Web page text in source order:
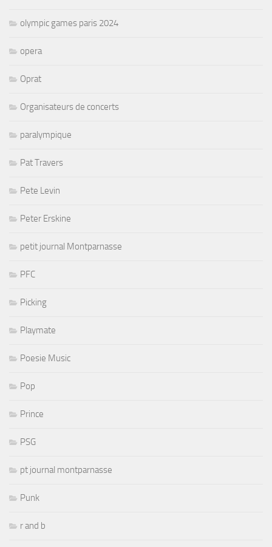
olympic games paris 2024
opera
Oprat
Organisateurs de concerts
paralympique
Pat Travers
Pete Levin
Peter Erskine
petit journal Montparnasse
PFC
Picking
Playmate
Poesie Music
Pop
Prince
PSG
pt journal montparnasse
Punk
r and b